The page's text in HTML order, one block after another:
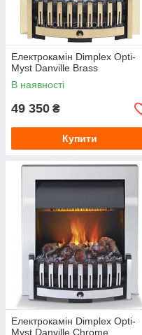
Електрокамін Dimplex Opti-
Myst Danville Brass
В наявності
49 350 ₴
Купити
Електрокамін Dimplex Opti-
Myst Danville Chrome